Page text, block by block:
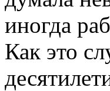
иногда
Как это